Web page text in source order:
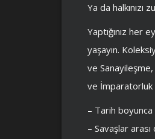
Ya da
Yaptığınız her
yaşayın.
ve
ve İmparatorluk
– Tarih
– Savaşlar